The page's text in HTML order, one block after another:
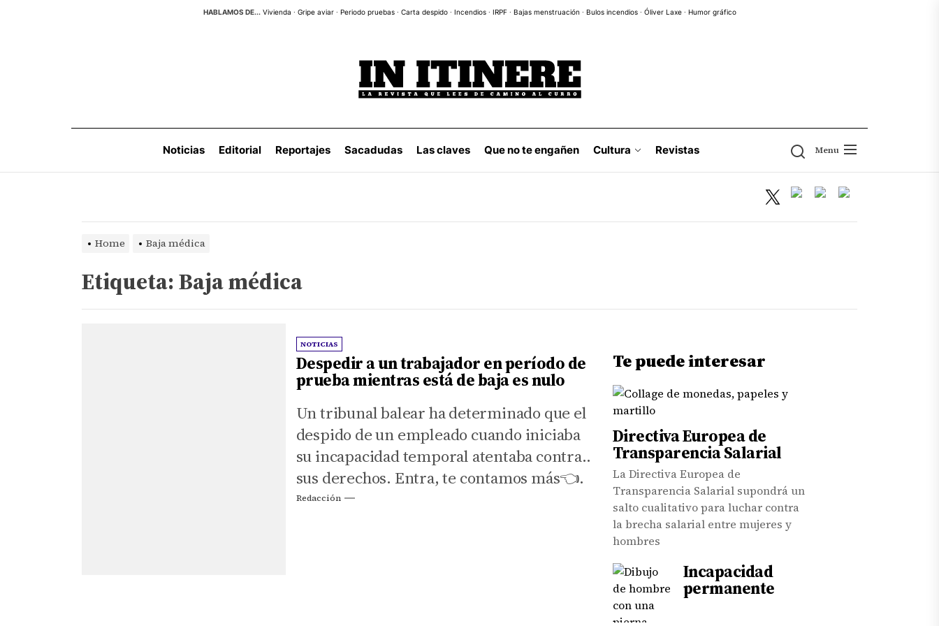
HABLAMOS DE... Vivienda · Gripe aviar· Periodo pruebas· Carta despido· Incendios· IRPF· Bajas menstruación · Bulos incendios· Óliver Laxe· Humor gráfico
Noticias Editorial Reportajes Sacadudas Las claves Que no te engañen Cultura Revistas Menu
Home Baja médica
Etiqueta: Baja médica
NOTICIAS
Despedir a un trabajador en período de
prueba mientras está de baja es nulo
Un tribunal balear ha determinado que el
despido de un empleado cuando iniciaba
su incapacidad temporal atentaba contra
sus derechos. Entra, te contamos más👈.
Redacción
Te puede interesar
Directiva Europea de
Transparencia Salarial
La Directiva Europea de
Transparencia Salarial supondrá un
salto cualitativo para luchar contra
la brecha salarial entre mujeres y
hombres
Incapacidad
permanente